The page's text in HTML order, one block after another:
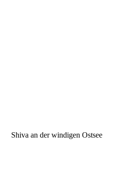
Shiva an der windigen Ostsee